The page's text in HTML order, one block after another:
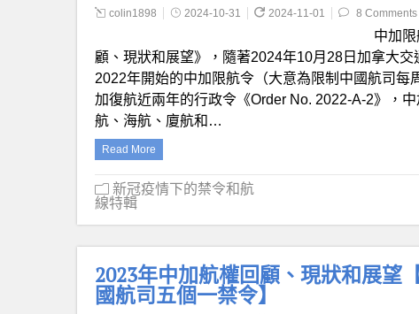
colin1898 2024-10-31 2024-11-01 8 Comments
中加
顧、現狀和展望》，隨著2024年10月28日加拿大
2022年開始的中加限航令（大意為限制中國航司
加復航近兩年的行政令《Order No. 2022-A-2》，
航、海航、廈航和…
Read More
新冠疫情下的禁令和航
線特輯
2023年中加航權回顧、現狀和展望
國航司五個一禁令】